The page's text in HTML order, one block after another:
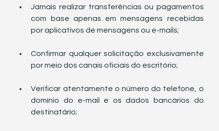
Jamais realizar transferências ou pagamentos
com base apenas em mensagens recebidas
por aplicativos de mensagens ou e-mails;
Confirmar qualquer solicitação exclusivamente
por meio dos canais oficiais do escritório;
Verificar atentamente o número do telefone, o
domínio do e-mail e os dados bancários do
destinatário;